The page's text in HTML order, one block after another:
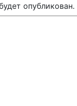
опубликован.